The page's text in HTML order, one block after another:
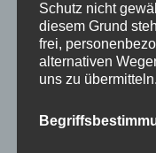
Schutz nicht
diesem Grund
frei,
alternativen
uns zu übermitteln.